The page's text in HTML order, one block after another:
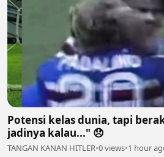
Potensi kelas dunia, tapi
jadinya kalau..." 😞
TANGAN KANAN HITLER•0 views•1 hour